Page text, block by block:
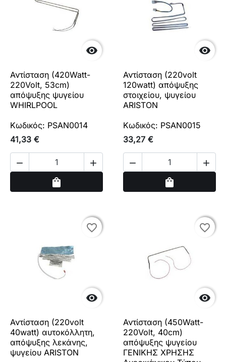

Αντίσταση (420Watt-
220Volt, 53cm)
απόψυξης ψυγείου
WHIRLPOOL
Κωδικός: PSAN0014
41,33 €
 
shopping_bag

Αντίσταση (220volt
120watt) απόψυξης
στοιχείου, ψυγείου
ARISTON
Κωδικός: PSAN0015
33,27 €
 
shopping_bag

favorite_border
favorite_border
Αντίσταση (220volt
40watt) αυτοκόλλητη,
απόψυξης λεκάνης,
ψυγείου ARISTON

favorite_border
favorite_border
Αντίσταση (450Watt-
220Volt, 40cm)
απόψυξης ψυγείου
ΓΕΝΙΚΗΣ ΧΡΗΣΗΣ